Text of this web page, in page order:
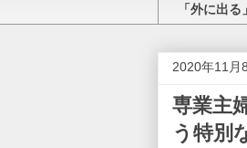
「外に出
2020年11月
専業主
う特別